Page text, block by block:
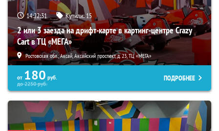
14:22:30 Купили:15
2 или 3 заезда на дрифт-карте в картинг-центре Crazy
Cart в ТЦ «МЕГА»
Ростовская обл., Аксай, Аксайский проспект, д. 23, ТЦ «МЕГА»
от 180 руб.
до2250руб.
ПОДРОБНЕЕ